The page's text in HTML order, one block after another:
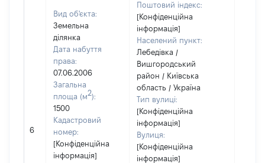
6
Вид об'єкта:
Земельна
ділянка
Дата набуття
права:
07.06.2006
Загальна
площа (м2):
1500
Кадастровий
номер:
[Конфіденційна
інформація]
Поштовий індекс:
[Конфіденційна
інформація]
Населений пункт:
Лебедівка /
Вишгородський
район / Київська
область / Україна
Тип вулиці:
[Конфіденційна
інформація]
Вулиця:
[Конфіденційна
інформація]